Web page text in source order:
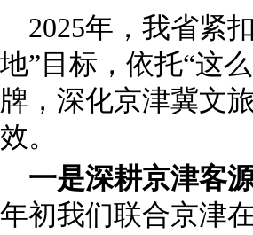
2025年，我省紧
地”目标，依托“这
牌，深化京津冀文
效。
一是深耕京津客
年初我们联合京津